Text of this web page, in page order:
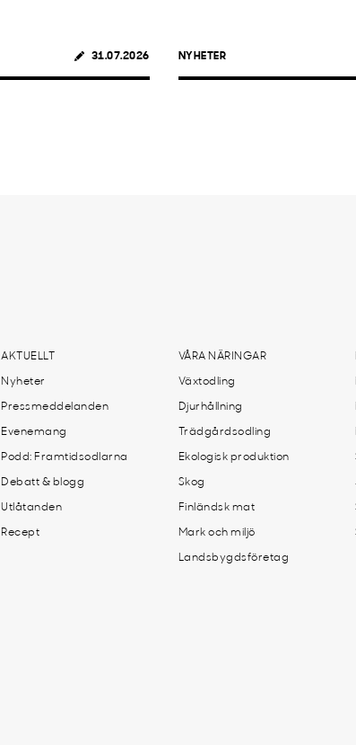
31.07.2026 NYHETER
AKTUELLT
Nyheter
Pressmeddelanden
Evenemang
Podd: Framtidsodlarna
Debatt & blogg
Utlåtanden
Recept
VÅRA NÄRINGAR
Växtodling
Djurhållning
Trädgårdsodling
Ekologisk produktion
Skog
Finländsk mat
Mark och miljö
Landsbygdsföretag